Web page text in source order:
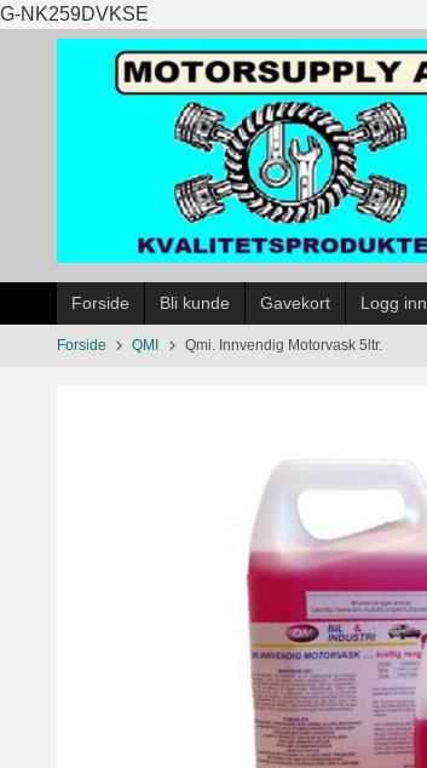
G-NK259DVKSE
til
innholdet
Forside Bli kunde Gavekort Logg inn
Forside QMI Qmi. Innvendig Motorvask 5ltr.